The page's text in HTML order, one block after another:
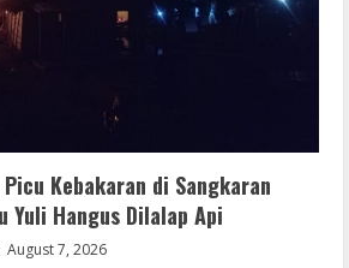
Kebakaran di Sangkaran
Yuli Hangus Dilalap Api
August 7, 2026